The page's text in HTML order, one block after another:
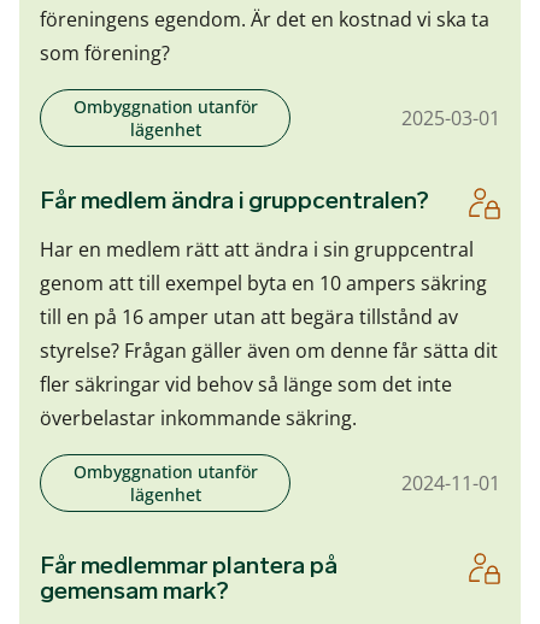
föreningens egendom. Är det en kostnad vi ska ta
som förening?
Ombyggnation utanför
lägenhet
2025-03-01
Får medlem ändra i gruppcentralen?
Har en medlem rätt att ändra i sin gruppcentral
genom att till exempel byta en 10 ampers säkring
till en på 16 amper utan att begära tillstånd av
styrelse? Frågan gäller även om denne får sätta dit
fler säkringar vid behov så länge som det inte
överbelastar inkommande säkring.
Ombyggnation utanför
lägenhet
2024-11-01
Får medlemmar plantera på
gemensam mark?